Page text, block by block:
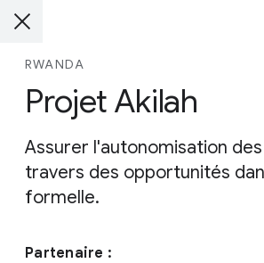
RWANDA
Projet Akilah
Assurer l'autonomisation
travers des opportunités
formelle.
Partenaire :